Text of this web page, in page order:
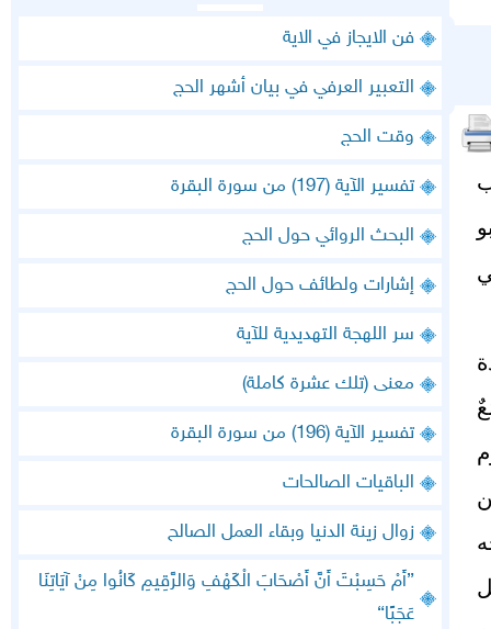
فن الايجاز في الاية
التعبير العرفي في بيان أشهر الحج
وقت الحج
تفسير الآية (197) من سورة البقرة
البحث الروائي حول الحج
إشارات ولطائف حول الحج
سر اللهجة التهديدية للآية
معنى (تلك عشرة كاملة)
تفسير الآية (196) من سورة البقرة
الباقيات الصالحات
زوال زينة الدنيا وبقاء العمل الصالح
{أَمْ حَسِبْتَ أَنَّ أَصْحَابَ الْكَهْفِ وَالرَّقِيمِ كَانُوا مِنْ آيَاتِنَا
عَجَبًا}